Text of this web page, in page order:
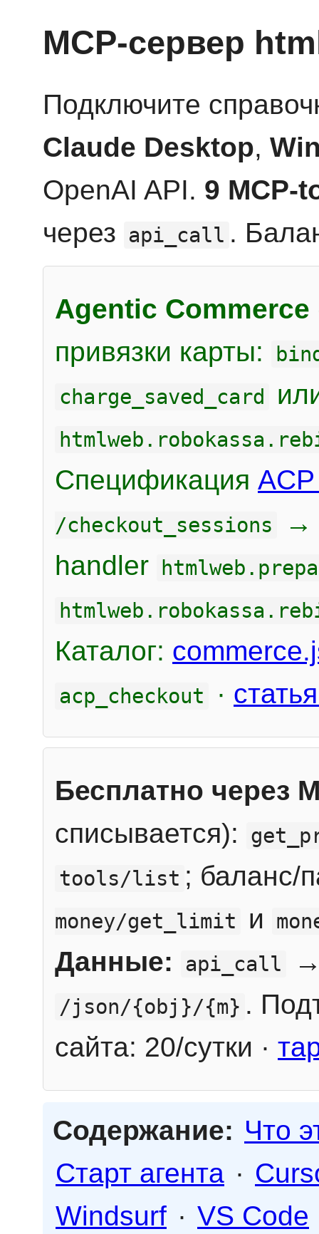
MCP-сервер
Подключите
Claude Desktop,
OpenAI API. 9 MCP-
через api_call .
Agentic Commerce
привязки карты:
charge_saved_card
Спецификация
/checkout_sessions
handler
Каталог:
acp_checkout ·
Бесплатно через
списывается):
tools/list ; баланс/
money/get_limit и
Данные: api_call
/json/{obj}/{m} .
сайта: 20/сутки ·
Содержание: Что
Старт агента ·
Windsurf · VS Code